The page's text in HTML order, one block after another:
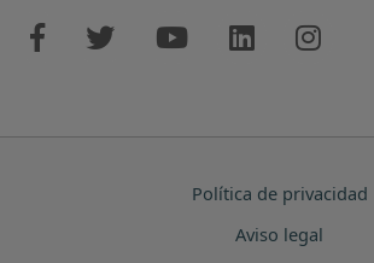
Política de privacidad
Aviso legal